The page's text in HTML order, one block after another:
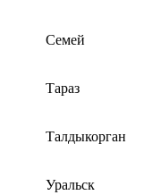
Семей
Тараз
Талдыкорган
Уральск